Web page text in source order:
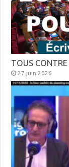
TOUS CONTRE
27 juin 2026